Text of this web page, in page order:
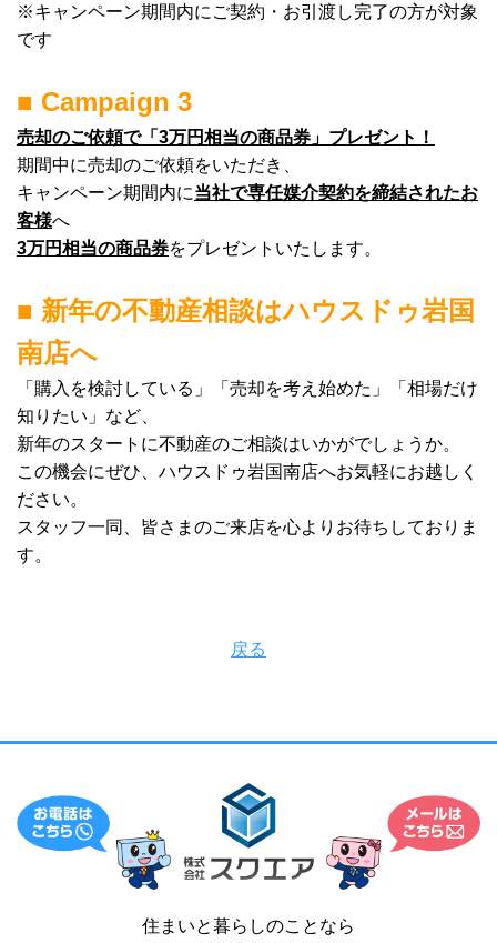
※キャンペーン期間内にご契約・お引渡し完了の方が対象
です
■ Campaign 3
売却のご依頼で「3万円相当の商品券」プレゼント！
期間中に売却のご依頼をいただき、
キャンペーン期間内に当社で専任媒介契約を締結されたお
客様へ
3万円相当の商品券をプレゼントいたします。
■ 新年の不動産相談はハウスドゥ岩国
南店へ
「購入を検討している」「売却を考え始めた」「相場だけ
知りたい」など、
新年のスタートに不動産のご相談はいかがでしょうか。
この機会にぜひ、ハウスドゥ岩国南店へお気軽にお越しく
ださい。
スタッフ一同、皆さまのご来店を心よりお待ちしておりま
す。
戻る
住まいと暮らしのことなら